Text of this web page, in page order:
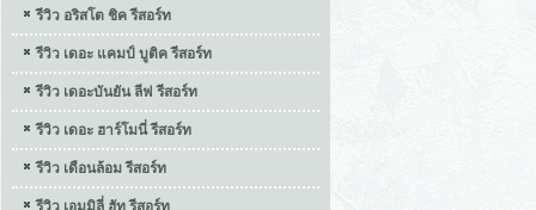
รีวิว อริสโต ชิค รีสอร์ท
รีวิว เดอะ แคมป์ บูติค รีสอร์ท
รีวิว เดอะบันยัน ลีฟ รีสอร์ท
รีวิว เดอะ ฮาร์โมนี่ รีสอร์ท
รีวิว เดือนล้อม รีสอร์ท
รีวิว เอมมิลี่ ฮัท รีสอร์ท